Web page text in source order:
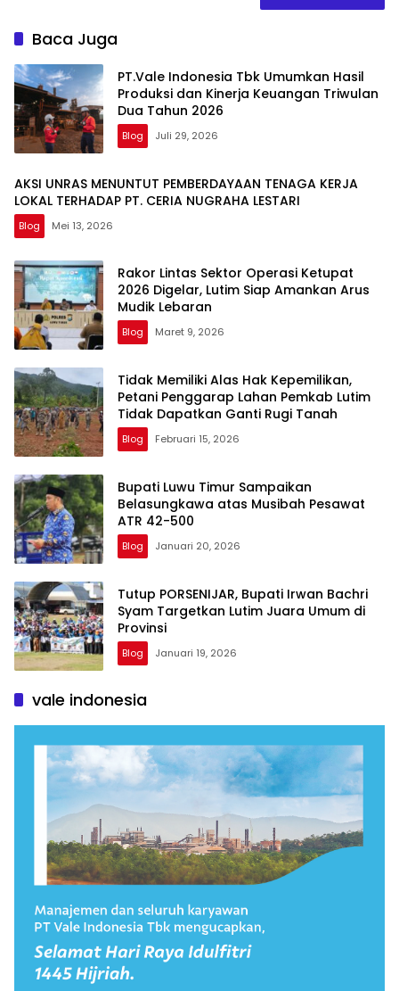
Baca Juga
PT.Vale Indonesia Tbk Umumkan Hasil
Produksi dan Kinerja Keuangan Triwulan
Dua Tahun 2026
Blog Juli 29, 2026
AKSI UNRAS MENUNTUT PEMBERDAYAAN TENAGA KERJA
LOKAL TERHADAP PT. CERIA NUGRAHA LESTARI
Blog Mei 13, 2026
Rakor Lintas Sektor Operasi Ketupat
2026 Digelar, Lutim Siap Amankan Arus
Mudik Lebaran
Blog Maret 9, 2026
Tidak Memiliki Alas Hak Kepemilikan,
Petani Penggarap Lahan Pemkab Lutim
Tidak Dapatkan Ganti Rugi Tanah
Blog Februari 15, 2026
Bupati Luwu Timur Sampaikan
Belasungkawa atas Musibah Pesawat
ATR 42-500
Blog Januari 20, 2026
Tutup PORSENIJAR, Bupati Irwan Bachri
Syam Targetkan Lutim Juara Umum di
Provinsi
Blog Januari 19, 2026
vale indonesia